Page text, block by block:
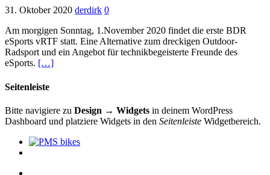
31. Oktober 2020 derdirk 0
Am morgigen Sonntag, 1.November 2020 findet die erste BDR
eSports vRTF statt. Eine Alternative zum dreckigen Outdoor-
Radsport und ein Angebot für technikbegeisterte Freunde des
eSports. […]
Seitenleiste
Bitte navigiere zu Design → Widgets in deinem WordPress
Dashboard und platziere Widgets in den Seitenleiste Widgetbereich.